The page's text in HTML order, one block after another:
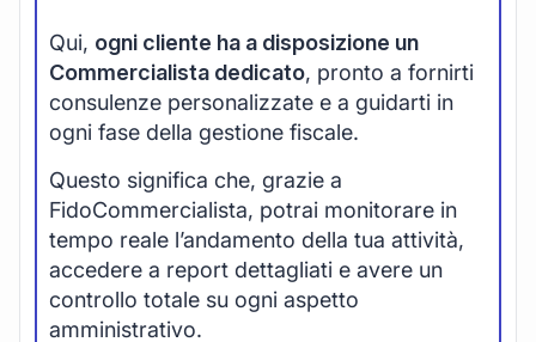
Qui, ogni cliente ha a disposizione un
Commercialista dedicato, pronto a fornirti
consulenze personalizzate e a guidarti in
ogni fase della gestione fiscale.
Questo significa che, grazie a
FidoCommercialista, potrai monitorare in
tempo reale l’andamento della tua attività,
accedere a report dettagliati e avere un
controllo totale su ogni aspetto
amministrativo.